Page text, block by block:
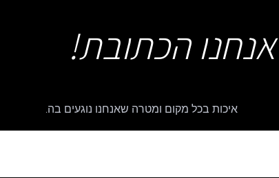
אנחנו הכתובת!
איכות בכל מקום ומטרה שאנחנו נוגעים בה.